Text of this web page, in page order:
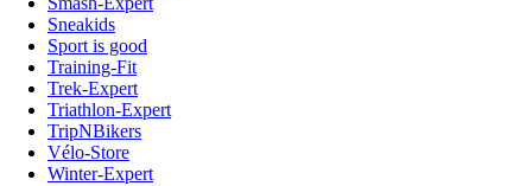
Sneakids
Sport is good
Training-Fit
Trek-Expert
Triathlon-Expert
TripNBikers
Vélo-Store
Winter-Expert